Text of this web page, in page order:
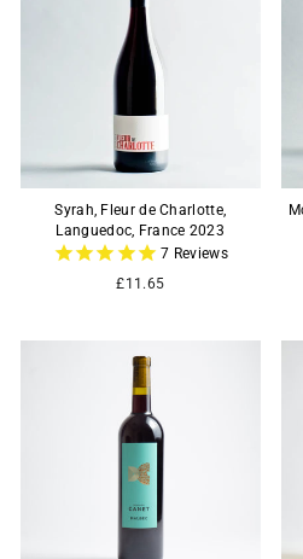
Syrah, Fleur de Charlotte,
Languedoc, France 2023
7 Reviews
£11.65